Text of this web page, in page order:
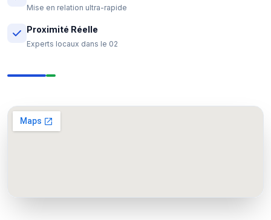
Mise en relation ultra-rapide
Proximité Réelle
Experts locaux dans le 02